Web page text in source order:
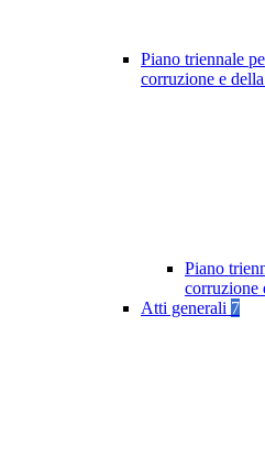
Piano triennale
corruzione e
Piano
corruzione
Atti generali 7